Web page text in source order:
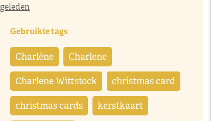
geleden
Gebruikte tags
Charlène Charlene
Charlene Wittstock christmas card
christmas cards kerstkaart